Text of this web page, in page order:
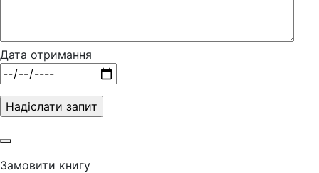
Дата отримання
Замовити книгу